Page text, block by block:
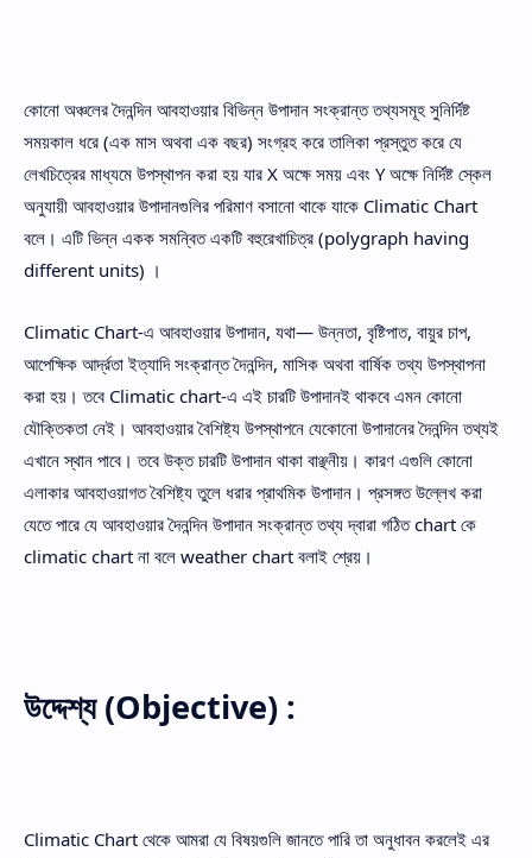
কোনো অঞ্চলের দৈনন্দিন আবহাওয়ার বিভিন্ন উপাদান সংক্রান্ত তথ্যসমূহ সুনির্দিষ্ট
সময়কাল ধরে (এক মাস অথবা এক বছর) সংগ্রহ করে তালিকা প্রস্তুত করে যে
লেখচিত্রের মাধ্যমে উপস্থাপন করা হয় যার X অক্ষে সময় এবং Y অক্ষে নির্দিষ্ট স্কেল
অনুযায়ী আবহাওয়ার উপাদানগুলির পরিমাণ বসানো থাকে যাকে Climatic Chart
বলে। এটি ভিন্ন একক সমন্বিত একটি বহুরেখাচিত্র (polygraph having
different units) ।
Climatic Chart-এ আবহাওয়ার উপাদান, যথা— উন্নতা, বৃষ্টিপাত, বায়ুর চাপ,
আপেক্ষিক আর্দ্রতা ইত্যাদি সংক্রান্ত দৈনন্দিন, মাসিক অথবা বার্ষিক তথ্য উপস্থাপনা
করা হয়। তবে Climatic chart-এ এই চারটি উপাদানই থাকবে এমন কোনো
যৌক্তিকতা নেই। আবহাওয়ার বৈশিষ্ট্য উপস্থাপনে যেকোনো উপাদানের দৈনন্দিন তথ্যই
এখানে স্থান পাবে। তবে উক্ত চারটি উপাদান থাকা বাঞ্ছনীয়। কারণ এগুলি কোনো
এলাকার আবহাওয়াগত বৈশিষ্ট্য তুলে ধরার প্রাথমিক উপাদান। প্রসঙ্গত উল্লেখ করা
যেতে পারে যে আবহাওয়ার দৈনন্দিন উপাদান সংক্রান্ত তথ্য দ্বারা গঠিত chart কে
climatic chart না বলে weather chart বলাই শ্রেয়।
উদ্দেশ্য (Objective) :
Climatic Chart থেকে আমরা যে বিষয়গুলি জানতে পারি তা অনুধাবন করলেই এর